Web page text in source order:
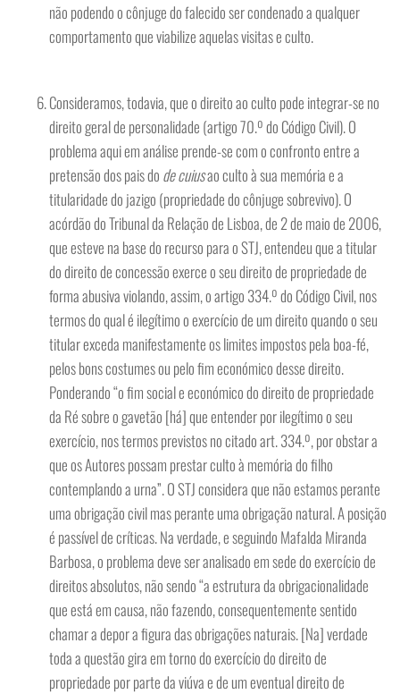
não podendo o cônjuge do falecido ser condenado a qualquer
comportamento que viabilize aquelas visitas e culto.
Consideramos, todavia, que o direito ao culto pode integrar-se no
direito geral de personalidade (artigo 70.º do Código Civil). O
problema aqui em análise prende-se com o confronto entre a
pretensão dos pais do de cuiusao culto à sua memória e a
titularidade do jazigo (propriedade do cônjuge sobrevivo). O
acórdão do Tribunal da Relação de Lisboa, de 2 de maio de 2006,
que esteve na base do recurso para o STJ, entendeu que a titular
do direito de concessão exerce o seu direito de propriedade de
forma abusiva violando, assim, o artigo 334.º do Código Civil, nos
termos do qual é ilegítimo o exercício de um direito quando o seu
titular exceda manifestamente os limites impostos pela boa-fé,
pelos bons costumes ou pelo fim económico desse direito.
Ponderando “o fim social e económico do direito de propriedade
da Ré sobre o gavetão [há] que entender por ilegítimo o seu
exercício, nos termos previstos no citado art. 334.º, por obstar a
que os Autores possam prestar culto à memória do filho
contemplando a urna”. O STJ considera que não estamos perante
uma obrigação civil mas perante uma obrigação natural. A posição
é passível de críticas. Na verdade, e seguindo Mafalda Miranda
Barbosa, o problema deve ser analisado em sede do exercício de
direitos absolutos, não sendo “a estrutura da obrigacionalidade
que está em causa, não fazendo, consequentemente sentido
chamar a depor a figura das obrigações naturais. [Na] verdade
toda a questão gira em torno do exercício do direito de
propriedade por parte da viúva e de um eventual direito de